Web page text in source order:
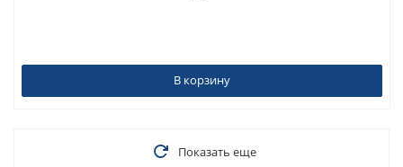
В корзину
Показать еще